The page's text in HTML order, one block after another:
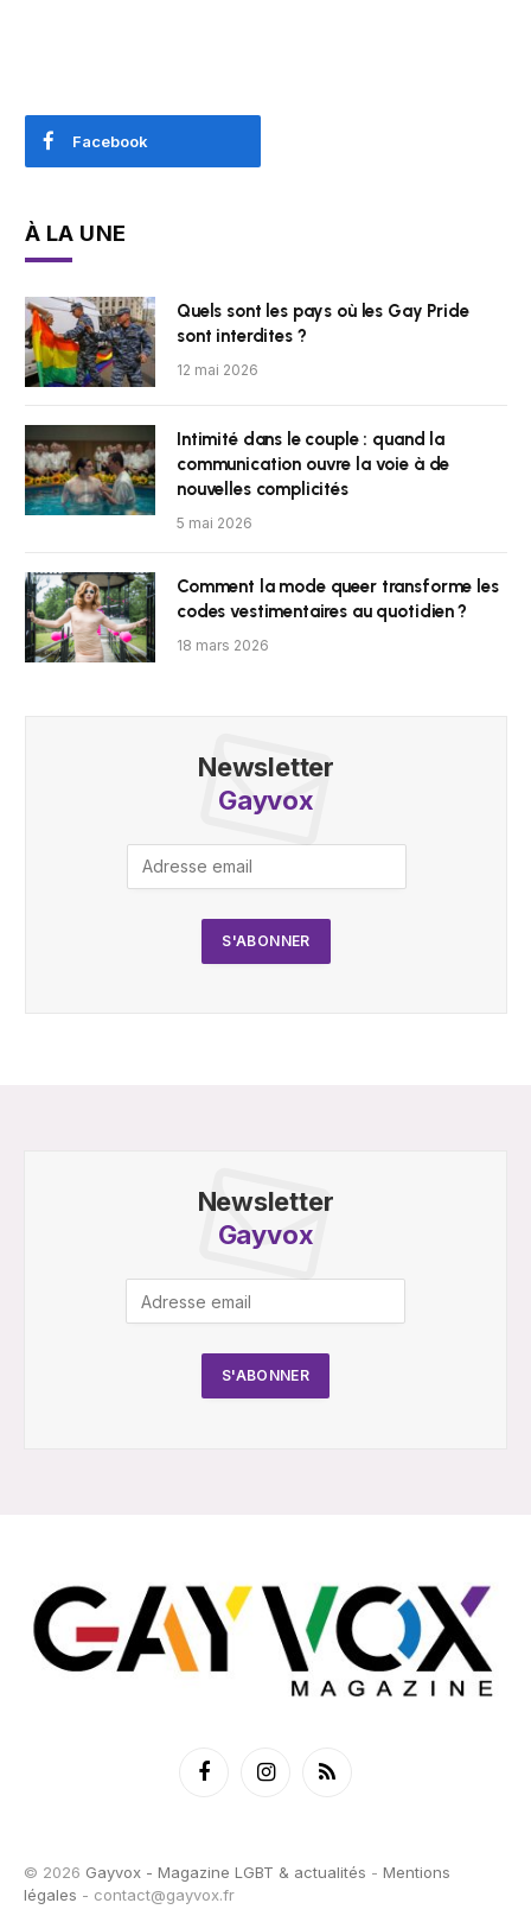
Facebook
À LA UNE
Quels sont les pays où les Gay Pride
sont interdites ?
12 mai 2026
Intimité dans le couple : quand la
communication ouvre la voie à de
nouvelles complicités
5 mai 2026
Comment la mode queer transforme les
codes vestimentaires au quotidien ?
18 mars 2026
Newsletter
Gayvox
Newsletter
Gayvox
FacebookInstagramRSS
© 2026 Gayvox - Magazine LGBT & actualités - Mentions
légales - contact@gayvox.fr